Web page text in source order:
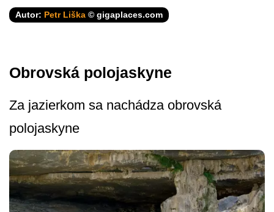
Autor: Petr Liška © gigaplaces.com
Obrovská polojaskyne
Za jazierkom sa nachádza obrovská
polojaskyne